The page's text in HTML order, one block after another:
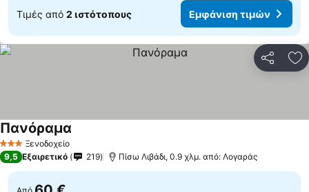
Τιμές από 2 ιστότοπους Εμφάνιση τιμών
3 ΑστέριαΞενοδοχείο
Πανόραμα
9,5 Εξαιρετικό 219 Πίσω Λιβάδι, 0.9 χλμ. από: Λογαράς
Από